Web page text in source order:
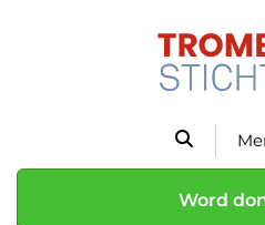
Word